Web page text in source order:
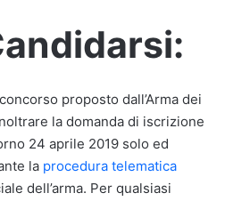
proposto dall’Arma dei
la domanda di iscrizione
24 aprile 2019 solo ed
la procedura telematica
dell’arma. Per qualsiasi